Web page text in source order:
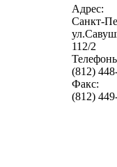
Адрес:
Санкт-
112/2
(812)
Факс:
(812)